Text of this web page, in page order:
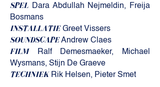
SPEL Dara Abdullah Nejmeldin, Freija
Bosmans
INSTALLATIEGreet Vissers
SOUNDSCAPEAndrew Claes
FILM Ralf Demesmaeker, Michael
Wysmans, Stijn De Graeve
TECHNIEK Rik Helsen, Pieter Smet